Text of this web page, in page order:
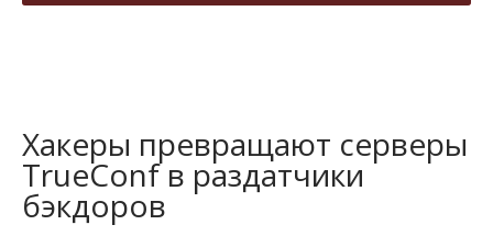
Хакеры превращают серверы
TrueConf в раздатчики
бэкдоров